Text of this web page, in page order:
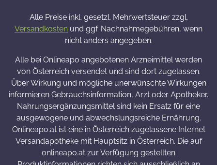
Alle Preise inkl. gesetzl. Mehrwertsteuer zzgl.
Versandkosten und ggf. Nachnahmegebühren, wenn
nicht anders angegeben.
Alle bei Onlineapo angebotenen Arzneimittel werden
von Österreich versendet und sind dort zugelassen.
Über Wirkung und mögliche unerwünschte Wirkungen
informieren Gebrauchsinformation, Arzt oder Apotheker.
Nahrungsergänzungsmittel sind kein Ersatz für eine
ausgewogene und abwechslungsreiche Ernährung.
Onlineapo.at ist eine in Österreich zugelassene Internet
Versandapotheke mit Hauptsitz in Österreich. Die auf
onlineapo.at zur Verfügung gestellten